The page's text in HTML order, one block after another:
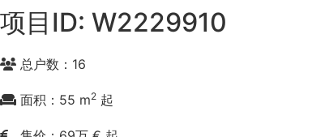
项目ID: W2229910
总户数：16
面积：55 m2 起